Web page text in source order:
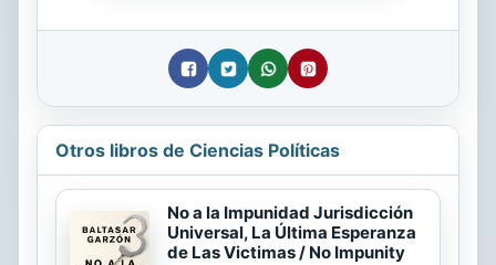
Otros libros de Ciencias Políticas
No a la Impunidad Jurisdicción
Universal, La Última Esperanza
de Las Victimas / No Impunity